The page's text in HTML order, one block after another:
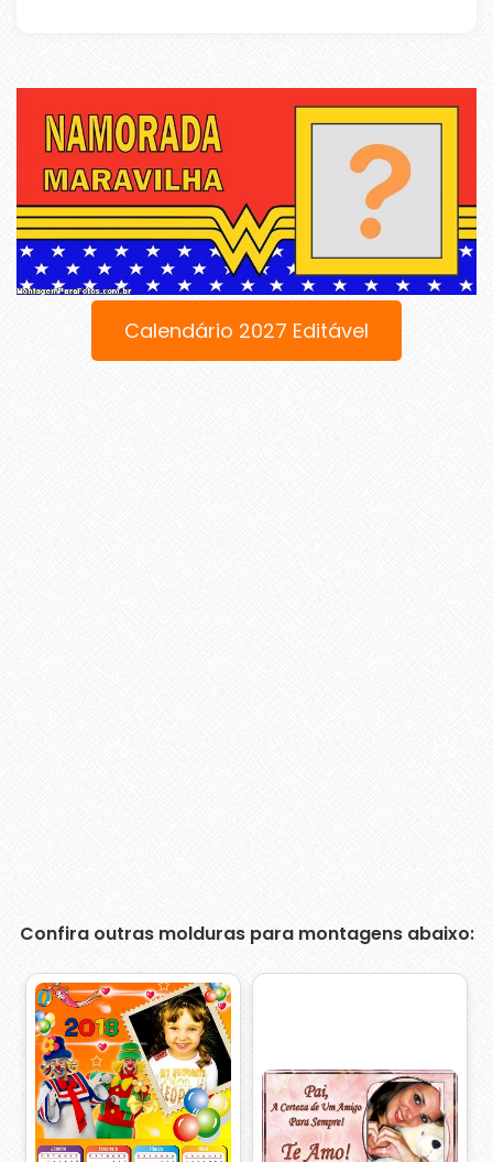
Calendário 2027 Editável
Confira outras molduras para montagens abaixo: